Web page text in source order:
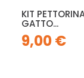
KIT
GATTO...
9,00 €